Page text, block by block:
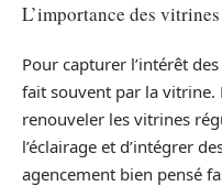
L’importance des
Pour capturer l’intérêt
fait souvent par la vitrine.
renouveler les vitrines
l’éclairage et d’intégrer
agencement bien pensé